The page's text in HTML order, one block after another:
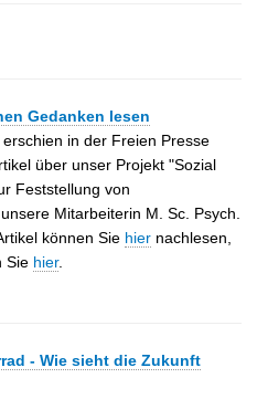
Gedanken lesen
in der Freien Presse
über unser Projekt "Sozial
Feststellung von
Mitarbeiterin M. Sc. Psych.
können Sie hier nachlesen,
Sie hier.
- Wie sieht die Zukunft